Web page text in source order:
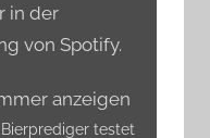
in der
von Spotify.
anzeigen
testet